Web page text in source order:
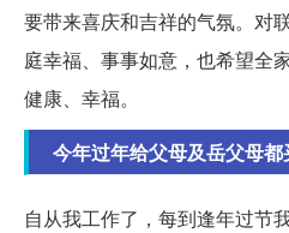
要带来喜庆和吉祥的气氛。对
庭幸福、事事如意，也希望全
健康、幸福。
今年过年给父母及岳父母都
自从我工作了，每到逢年过节